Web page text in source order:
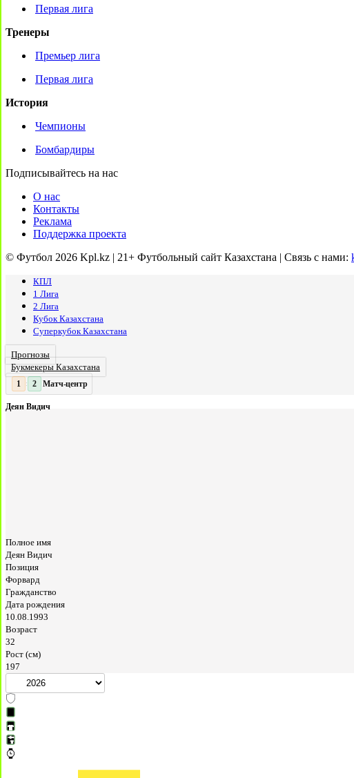
Первая лига
Тренеры
Премьер лига
Первая лига
История
Чемпионы
Бомбардиры
Подписывайтесь на нас
О нас
Контакты
Реклама
Поддержка проекта
© Футбол 2026 Kpl.kz | 21+ Футбольный сайт Казахстана | Связь с нами:
КПЛ
1 Лига
2 Лига
Кубок Казахстана
Суперкубок Казахстана
Прогнозы
Букмекеры Казахстана
2 : 2 Матч-центр
Деян Видич
Полное имя
Деян Видич
Позиция
Форвард
Гражданство
Дата рождения
10.08.1993
Возраст
32
Рост (см)
197